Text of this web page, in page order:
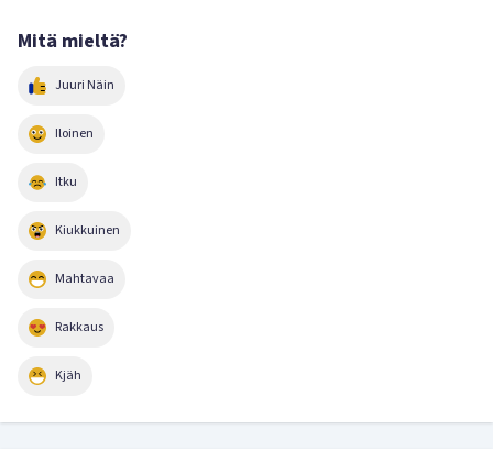
Mitä mieltä?
Juuri Näin
Iloinen
Itku
Kiukkuinen
Mahtavaa
Rakkaus
Kjäh